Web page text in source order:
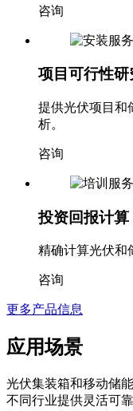
咨询
项目可行性研
提供光伏项目和
析。
咨询
投资回报计算
精确计算光伏和
咨询
更多产品信息
应用场景
光伏集装箱和移动储
不同行业提供灵活可